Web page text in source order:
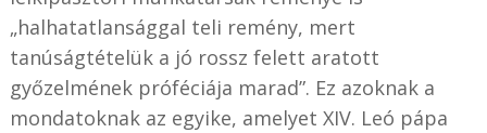
„halhatatlansággal teli remény, mert
tanúságtételük a jó rossz felett aratott
győzelmének próféciája marad”. Ez azoknak a
mondatoknak az egyike, amelyet XIV. Leó pápa